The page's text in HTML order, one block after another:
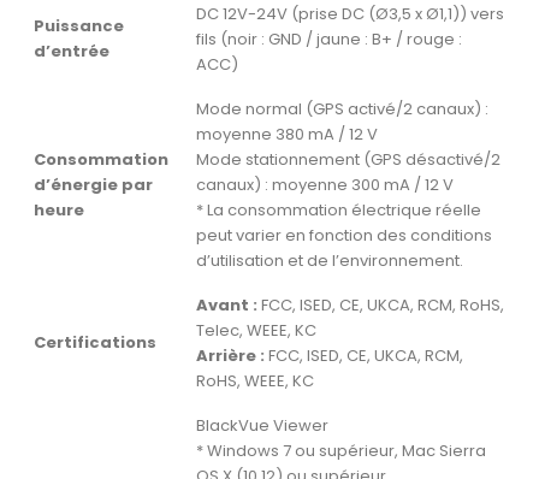
Puissance
d’entrée
DC 12V-24V (prise DC (Ø3,5 x Ø1,1)) vers
fils (noir : GND / jaune : B+ / rouge :
ACC)
Consommation
d’énergie par
heure
Mode normal (GPS activé/2 canaux) :
moyenne 380 mA / 12 V
Mode stationnement (GPS désactivé/2
canaux) : moyenne 300 mA / 12 V
* La consommation électrique réelle
peut varier en fonction des conditions
d’utilisation et de l’environnement.
Certifications
Avant : FCC, ISED, CE, UKCA, RCM, RoHS,
Telec, WEEE, KC
Arrière : FCC, ISED, CE, UKCA, RCM,
RoHS, WEEE, KC
BlackVue Viewer
* Windows 7 ou supérieur, Mac Sierra